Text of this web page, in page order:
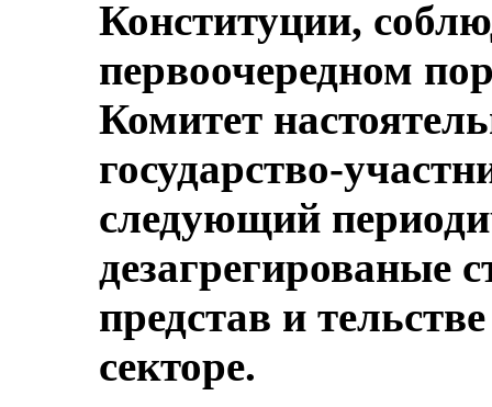
Конституции,
первоочередном
Комитет
государство-
следующий
дезагрегированые
представ и
секторе.